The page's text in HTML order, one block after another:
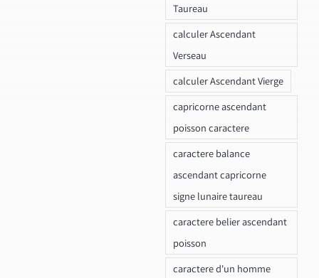
Taureau
calculer Ascendant
Verseau
calculer Ascendant Vierge
capricorne ascendant
poisson caractere
caractere balance
ascendant capricorne
signe lunaire taureau
caractere belier ascendant
poisson
caractere d'un homme